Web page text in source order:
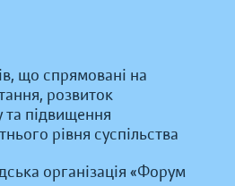
що спрямовані на
розвиток
підвищення
рівня суспільства
організація «Форум